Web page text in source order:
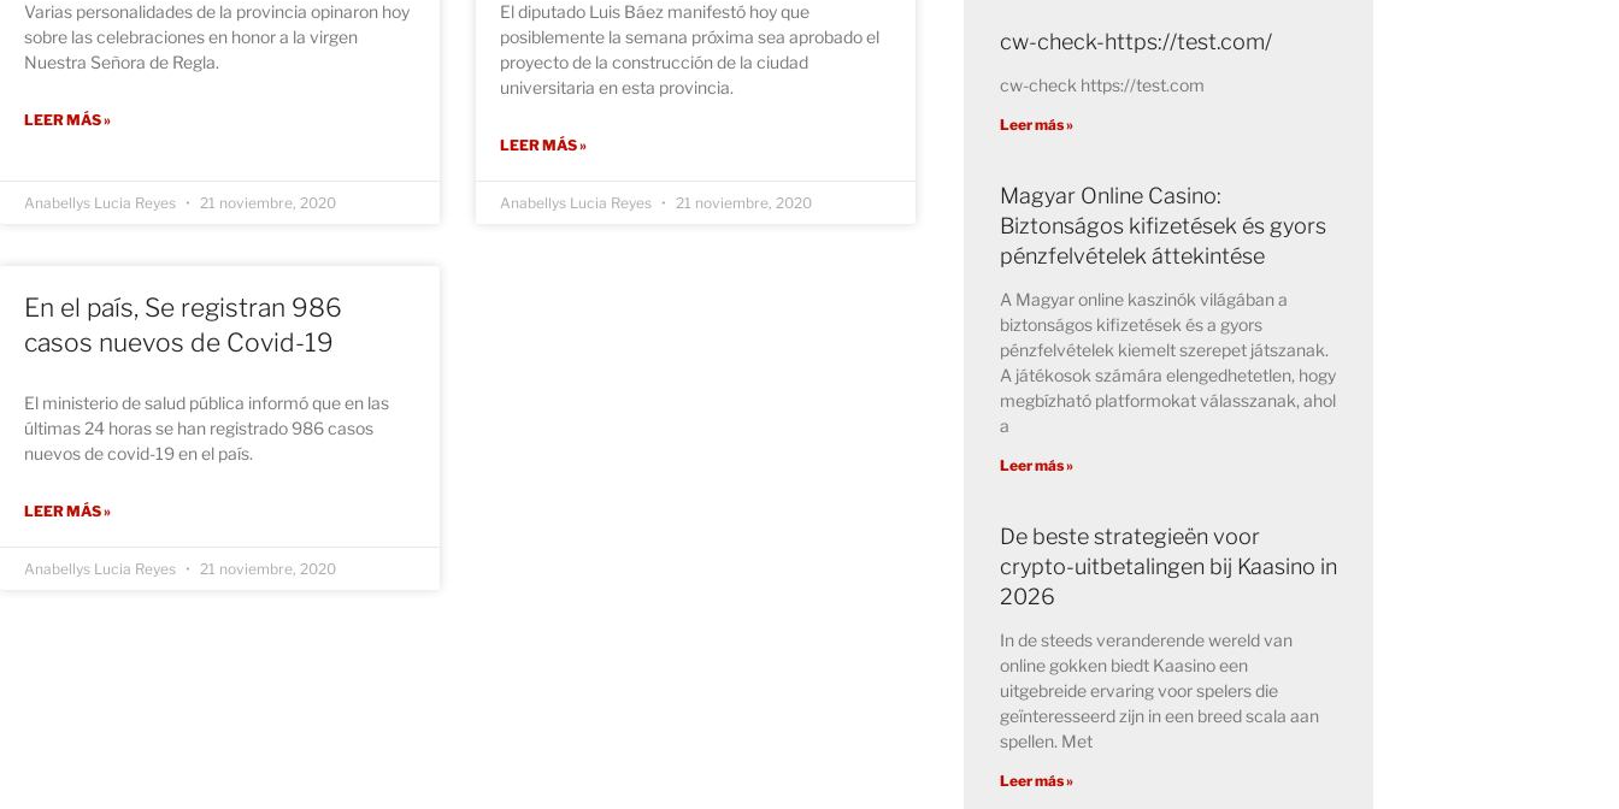
Varias personalidades de la provincia opinaron hoy
sobre las celebraciones en honor a la virgen
Nuestra Señora de Regla.
LEER MÁS »
Anabellys Lucia Reyes 21 noviembre, 2020
El diputado Luis Báez manifestó hoy que
posiblemente la semana próxima sea aprobado el
proyecto de la construcción de la ciudad
universitaria en esta provincia.
LEER MÁS »
Anabellys Lucia Reyes 21 noviembre, 2020
En el país, Se registran 986
casos nuevos de Covid-19
El ministerio de salud pública informó que en las
últimas 24 horas se han registrado 986 casos
nuevos de covid-19 en el país.
LEER MÁS »
Anabellys Lucia Reyes 21 noviembre, 2020
cw-check-https://test.com/
cw-check https://test.com
Leer más »
Magyar Online Casino:
Biztonságos kifizetések és gyors
pénzfelvételek áttekintése
A Magyar online kaszinók világában a
biztonságos kifizetések és a gyors
pénzfelvételek kiemelt szerepet játszanak.
A játékosok számára elengedhetetlen, hogy
megbízható platformokat válasszanak, ahol
a
Leer más »
De beste strategieën voor
crypto-uitbetalingen bij Kaasino in
2026
In de steeds veranderende wereld van
online gokken biedt Kaasino een
uitgebreide ervaring voor spelers die
geïnteresseerd zijn in een breed scala aan
spellen. Met
Leer más »